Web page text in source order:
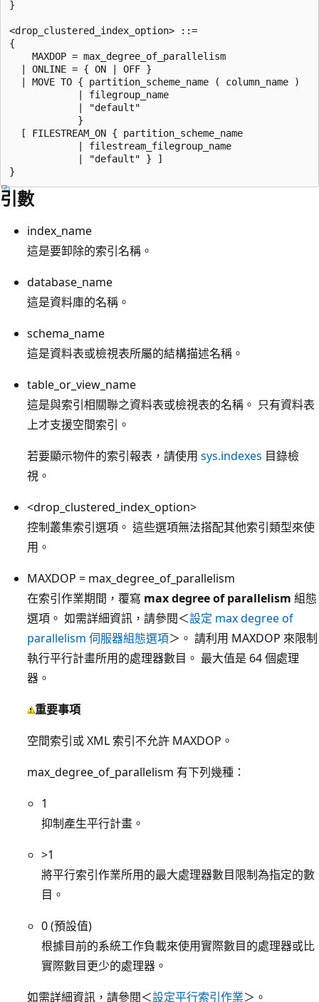
}
<drop_clustered_index_option> ::=
{
MAXDOP = max_degree_of_parallelism
| ONLINE = { ON | OFF }
| MOVE TO { partition_scheme_name ( column_name )
| filegroup_name
| "default"
}
[ FILESTREAM_ON { partition_scheme_name
| filestream_filegroup_name
| "default" } ]
引數
index_name
這是要卸除的索引名稱。
database_name
這是資料庫的名稱。
schema_name
這是資料表或檢視表所屬的結構描述名稱。
table_or_view_name
這是與索引相關聯之資料表或檢視表的名稱。 只有資料表
上才支援空間索引。
若要顯示物件的索引報表，請使用 sys.indexes 目錄檢
視。
<drop_clustered_index_option>
控制叢集索引選項。 這些選項無法搭配其他索引類型來使
用。
MAXDOP = max_degree_of_parallelism
在索引作業期間，覆寫 max degree of parallelism 組態
選項。 如需詳細資訊，請參閱＜設定 max degree of
parallelism 伺服器組態選項＞。 請利用 MAXDOP 來限制
執行平行計畫所用的處理器數目。 最大值是 64 個處理
器。
重要事項
空間索引或 XML 索引不允許 MAXDOP。
max_degree_of_parallelism 有下列幾種：
1
抑制產生平行計畫。
>1
將平行索引作業所用的最大處理器數目限制為指定的數
目。
0 (預設值)
根據目前的系統工作負載來使用實際數目的處理器或比
實際數目更少的處理器。
如需詳細資訊，請參閱＜設定平行索引作業＞。